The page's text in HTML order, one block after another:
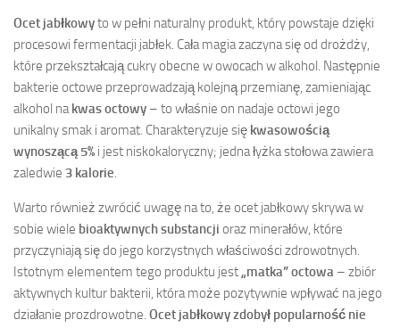
Ocet jabłkowyto w pełni naturalny produkt, który powstaje dzięki
procesowi fermentacji jabłek. Cała magia zaczyna się od drożdży,
które przekształcają cukry obecne w owocach w alkohol. Następnie
bakterie octowe przeprowadzają kolejną przemianę, zamieniając
alkohol na kwas octowy – to właśnie on nadaje octowi jego
unikalny smak i aromat. Charakteryzuje się kwasowością
wynoszącą 5% i jest niskokaloryczny; jedna łyżka stołowa zawiera
zaledwie 3 kalorie
Warto również zwrócić uwagę na to, że ocet jabłkowy skrywa w
sobie wiele bioaktywnych substancji oraz minerałów, które
przyczyniają się do jego korzystnych właściwości zdrowotnych.
Istotnym elementem tego produktu jest „matka” octowa – zbiór
aktywnych kultur bakterii, która może pozytywnie wpływać na jego
działanie prozdrowotne. Ocet jabłkowy zdobył popularność nie